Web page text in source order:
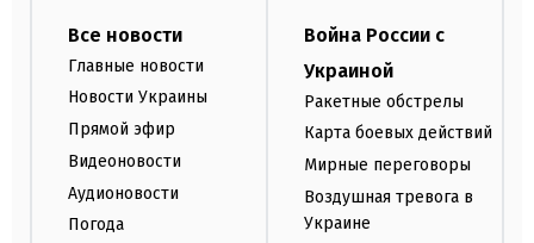
Все новости
Главные новости
Новости Украины
Прямой эфир
Видеоновости
Аудионовости
Погода
Война России с
Украиной
Ракетные обстрелы
Карта боевых действий
Мирные переговоры
Воздушная тревога в
Украине